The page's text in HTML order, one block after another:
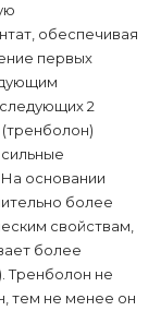
обеспечивая
первых
2
основании
более
свойствам,
более
Тренболон не
тем не менее он